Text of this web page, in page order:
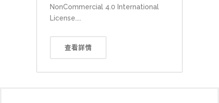
NonCommercial 4.0 International
License....
查看詳情